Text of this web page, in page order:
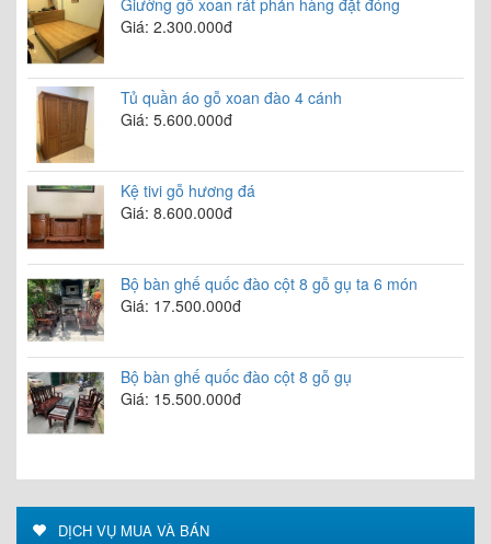
Giường gỗ xoan rát phản hàng đặt đóng
Giá: 2.300.000đ
Tủ quần áo gỗ xoan đào 4 cánh
Giá: 5.600.000đ
Kệ tivi gỗ hương đá
Giá: 8.600.000đ
Bộ bàn ghế quốc đào cột 8 gỗ gụ ta 6 món
Giá: 17.500.000đ
Bộ bàn ghế quốc đào cột 8 gỗ gụ
Giá: 15.500.000đ
DỊCH VỤ MUA VÀ BÁN